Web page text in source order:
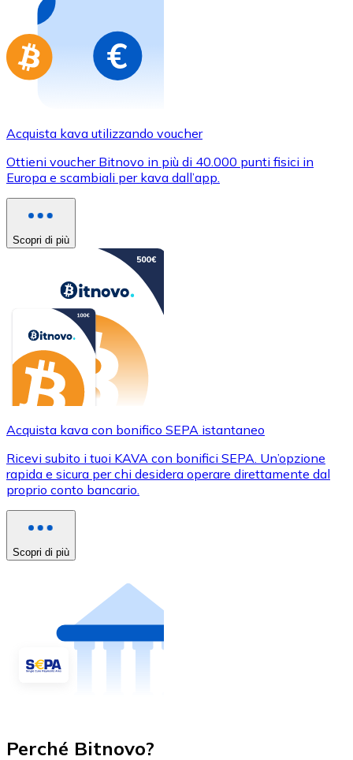
Vai al negozio di carte regalo
Acquista kava utilizzando voucher
Ottieni voucher Bitnovo in più di 40.000 punti fisici in
Europa e scambiali per kava dall’app.
Scopri di più
Acquista kava con bonifico SEPA istantaneo
Ricevi subito i tuoi KAVA con bonifici SEPA. Un’opzione
rapida e sicura per chi desidera operare direttamente dal
proprio conto bancario.
Scopri di più
Perché Bitnovo?